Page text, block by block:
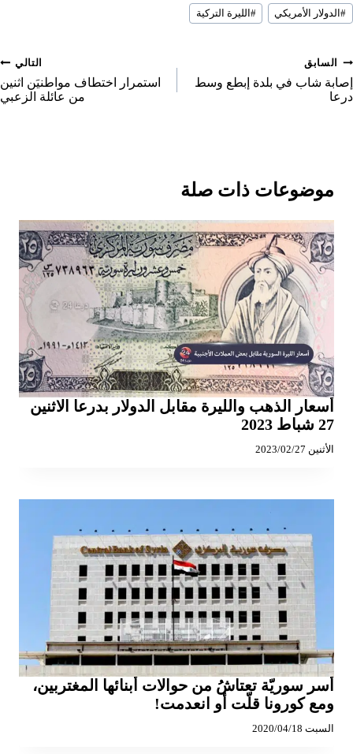
n
n
e
o
وسوم
المقال:
#الدولار الأمريكي # الليرة التركية
تصفّح
المقالات
السابق
إصابة شاب في بلدة إبطع وسط
درعا
التالي
استمرار اختطاف مواطنيَن اثنين
من عائلة الزعبي
موضوعات ذات صلة
أسعار الذهب والليرة مقابل الدولار بدرعا الاثنين
27 شباط 2023
الأثنين 2023/02/27
أُسر سوريّة تعتاشُ من حوالات أبنائها المغتربين،
ومع كورونا قلّت أو انعدمت!
السبت 2020/04/18